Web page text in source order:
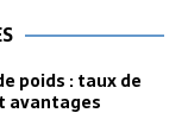
poids : taux de
avantages